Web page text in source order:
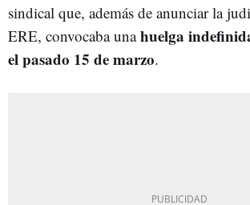
sindical que, además de anunciar la
ERE, convocaba unahuelga
el pasado 15 de marzo.